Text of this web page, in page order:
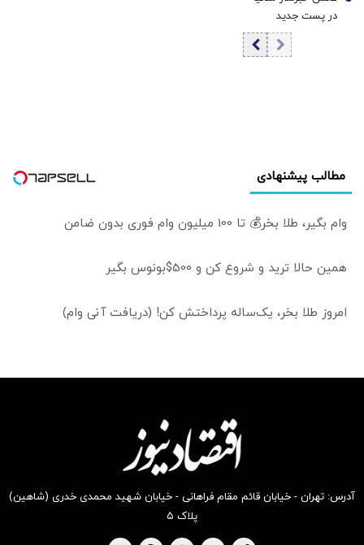
بازیگران چه کسانی
در پست جدید
ترامپ / منظور
رئیس جمهور
7
مطالب پیشنهادی
وام بگیر، طلا بخر💰 تا 100 میلیون وام فوری بدون ضامن
همین حالا ترید و شروع کن و 500$بونوس بگیر
امروز طلا بخر، یک‌ساله پرداختش کن! (دریافت آنی وام)
آدرس: تهران - خیابان قائم مقام فراهانی - خیابان شهید محمدی خدری (شاهین)
پلاک ۵